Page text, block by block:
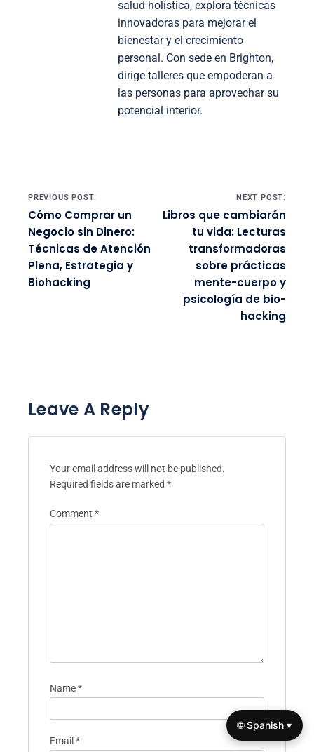
salud holística, explora técnicas
innovadoras para mejorar el
bienestar y el crecimiento
personal. Con sede en Brighton,
dirige talleres que empoderan a
las personas para aprovechar su
potencial interior.
Post navigation
PREVIOUS POST:
Cómo Comprar un
Negocio sin Dinero:
Técnicas de Atención
Plena, Estrategia y
Biohacking
NEXT POST:
Libros que cambiarán
tu vida: Lecturas
transformadoras
sobre prácticas
mente-cuerpo y
psicología de bio-
hacking
Leave A Reply
Your email address will not be published.
Required fields are marked *
Comment *
Name*
Email *
🌐 Spanish ▾